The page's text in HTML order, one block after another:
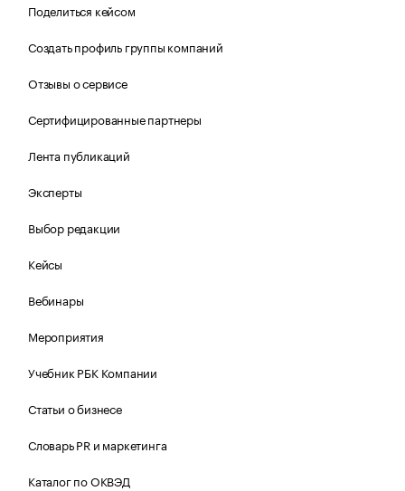
Поделиться кейсом
Создать профиль группы компаний
Отзывы о сервисе
Сертифицированные партнеры
Лента публикаций
Эксперты
Выбор редакции
Кейсы
Вебинары
Мероприятия
Учебник РБК Компании
Статьи о бизнесе
Словарь PR и маркетинга
Каталог по ОКВЭД